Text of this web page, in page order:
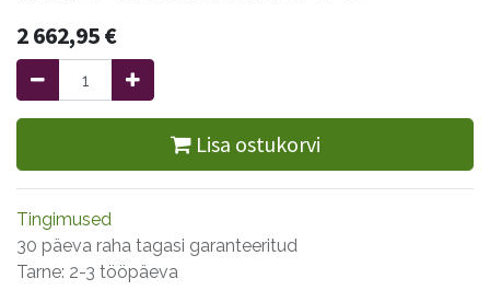
2 662,95€
Lisa ostukorvi
Tingimused
30 päeva raha tagasi garanteeritud
Tarne: 2-3 tööpäeva